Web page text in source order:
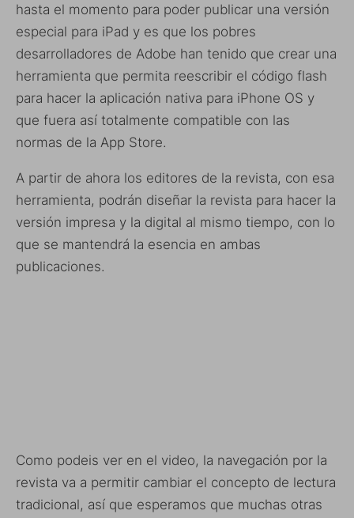
hasta el momento para poder publicar una versión
especial para iPad y es que los pobres
desarrolladores de Adobe han tenido que crear una
herramienta que permita reescribir el código flash
para hacer la aplicación nativa para iPhone OS y
que fuera así totalmente compatible con las
normas de la App Store.
A partir de ahora los editores de la revista, con esa
herramienta, podrán diseñar la revista para hacer la
versión impresa y la digital al mismo tiempo, con lo
que se mantendrá la esencia en ambas
publicaciones.
Como podeis ver en el video, la navegación por la
revista va a permitir cambiar el concepto de lectura
tradicional, así que esperamos que muchas otras